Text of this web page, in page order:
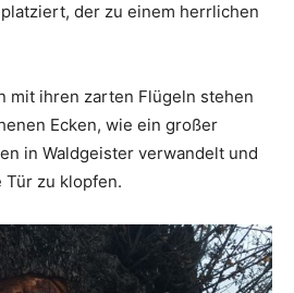
der zu einem herrlichen
mit ihren zarten Flügeln stehen
Ecken, wie ein großer
in Waldgeister verwandelt und
Tür zu klopfen.